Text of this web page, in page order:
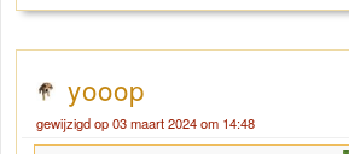
yooop
gewijzigd op 03 maart 2024 om 14:48